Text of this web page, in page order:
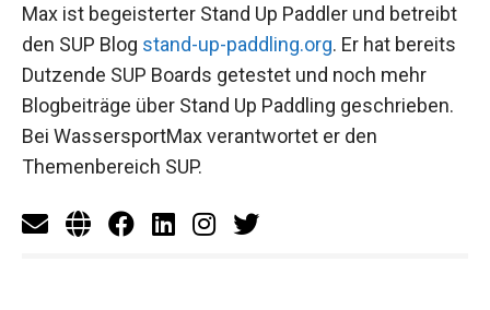
Max ist begeisterter Stand Up Paddler und betreibt
den SUP Blog stand-up-paddling.org. Er hat bereits
Dutzende SUP Boards getestet und noch mehr
Blogbeiträge über Stand Up Paddling geschrieben.
Bei WassersportMax verantwortet er den
Themenbereich SUP.